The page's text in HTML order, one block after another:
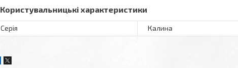
Користувальницькі характеристики
Серія Калина